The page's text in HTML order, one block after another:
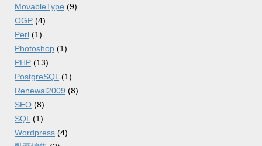
MovableType (9)
OGP (4)
Perl (1)
Photoshop (1)
PHP (13)
PostgreSQL (1)
Renewal2009 (8)
SEO (8)
SQL (1)
Wordpress (4)